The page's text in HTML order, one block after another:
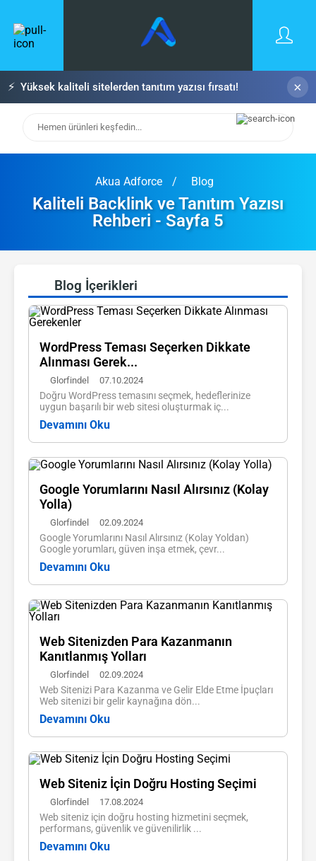
⚡ Yüksek kaliteli sitelerden tanıtım yazısı fırsatı! ×
Akua Adforce Blog
Kaliteli Backlink ve Tanıtım Yazısı
Rehberi - Sayfa 5
Blog İçerikleri
WordPress Teması Seçerken Dikkate
Alınması Gerek...
Glorfindel 07.10.2024
Doğru WordPress temasını seçmek, hedeflerinize
uygun başarılı bir web sitesi oluşturmak iç...
Devamını Oku
Google Yorumlarını Nasıl Alırsınız (Kolay
Yolla)
Glorfindel 02.09.2024
Google Yorumlarını Nasıl Alırsınız (Kolay Yoldan)
Google yorumları, güven inşa etmek, çevr...
Devamını Oku
Web Sitenizden Para Kazanmanın
Kanıtlanmış Yolları
Glorfindel 02.09.2024
Web Sitenizi Para Kazanma ve Gelir Elde Etme İpuçları
Web sitenizi bir gelir kaynağına dön...
Devamını Oku
Web Siteniz İçin Doğru Hosting Seçimi
Glorfindel 17.08.2024
Web siteniz için doğru hosting hizmetini seçmek,
performans, güvenlik ve güvenilirlik ...
Devamını Oku